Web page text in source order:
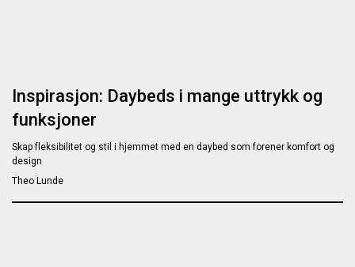
Inspirasjon: Daybeds i mange uttrykk og
funksjoner
Skap fleksibilitet og stil i hjemmet med en daybed som forener komfort og
design
Theo Lunde